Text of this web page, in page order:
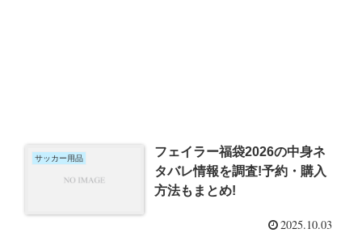
サッカー用品
フェイラー福袋2026の中身ネ
タバレ情報を調査!予約・購入
方法もまとめ!
2025.10.03